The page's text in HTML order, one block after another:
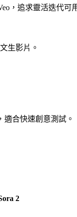
，追求靈活迭代可
生影片。
合快速創意測試。
2